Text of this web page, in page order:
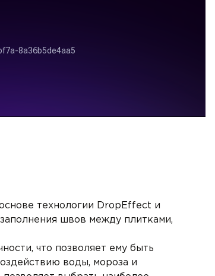
технологии DropEffect и
швов между плитками,
что позволяет ему быть
воды, мороза и